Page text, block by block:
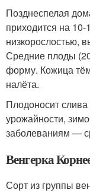
Позднеспелая
приходится на 10-
низкорослостью,
Средние плоды
форму. Кожица
налёта.
Плодоносит слива
урожайности,
заболеваниям —
Венгерка
Сорт из группы